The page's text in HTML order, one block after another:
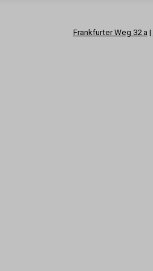
Frankfurter Weg 32 a |